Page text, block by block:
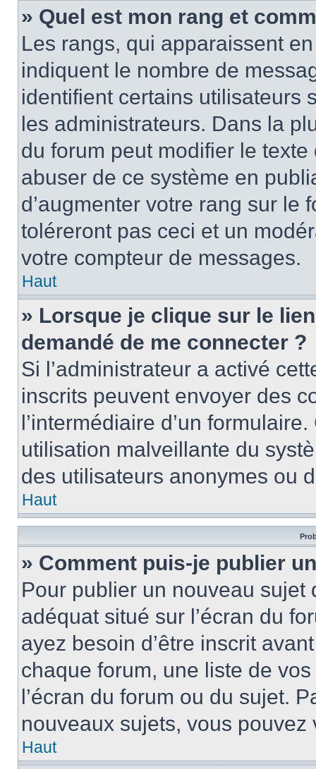
» Quel est mon rang et
Les rangs, qui apparaissent
indiquent le nombre de
identifient certains utilisateurs
les administrateurs. Dans la
du forum peut modifier le
abuser de ce système en
d’augmenter votre rang sur le
toléreront pas ceci et un
votre compteur de messages.
Haut
» Lorsque je clique sur le
demandé de me connecter ?
Si l’administrateur a activé
inscrits peuvent envoyer des
l’intermédiaire d’un
utilisation malveillante du
des utilisateurs anonymes ou
Haut
» Comment puis-je publier
Pour publier un nouveau
adéquat situé sur l’écran du
ayez besoin d’être inscrit
chaque forum, une liste de
l’écran du forum ou du sujet.
nouveaux sujets, vous
Haut